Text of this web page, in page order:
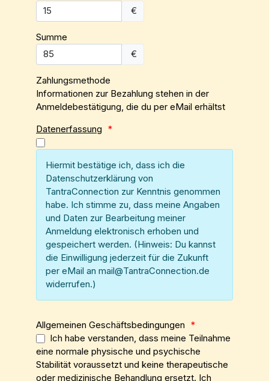
€
Summe
€
Zahlungsmethode
Informationen zur Bezahlung stehen in der
Anmeldebestätigung, die du per eMail erhältst
Datenerfassung *
Hiermit bestätige ich, dass ich die
Datenschutzerklärung von
TantraConnection zur Kenntnis genommen
habe. Ich stimme zu, dass meine Angaben
und Daten zur Bearbeitung meiner
Anmeldung elektronisch erhoben und
gespeichert werden. (Hinweis: Du kannst
die Einwilligung jederzeit für die Zukunft
per eMail an mail@TantraConnection.de
widerrufen.)
Allgemeinen Geschäftsbedingungen *
Ich habe verstanden, dass meine Teilnahme
eine normale physische und psychische
Stabilität voraussetzt und keine therapeutische
oder medizinische Behandlung ersetzt. Ich